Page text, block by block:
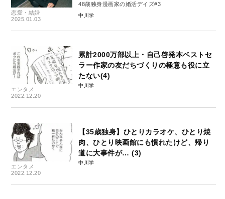
恋愛・結婚
2025.01.03
48歳独身漫画家の婚活デイズ#3
中川学
エンタメ
2022.12.20
累計2000万部以上・自己啓発本ベストセ
ラー作家の友だちづくりの極意も役に立
たない(4)
中川学
エンタメ
2022.12.20
【35歳独身】ひとりカラオケ、ひとり焼
肉、ひとり映画館にも慣れたけど、帰り
道に大事件が… (3)
中川学